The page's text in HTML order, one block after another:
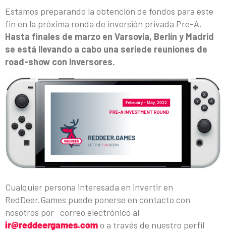
Estamos preparando la obtención de fondos para este
fin en la próxima ronda de inversión privada Pre-A.
Hasta finales de marzo en Varsovia, Berlín y Madrid
se está llevando a cabo una seriede reuniones de
road-show con inversores.
Cualquier persona interesada en invertir en
RedDeer.Games puede ponerse en contacto con
nosotros por correo electrónico al
ir@reddeergames.como a través de nuestro perfil